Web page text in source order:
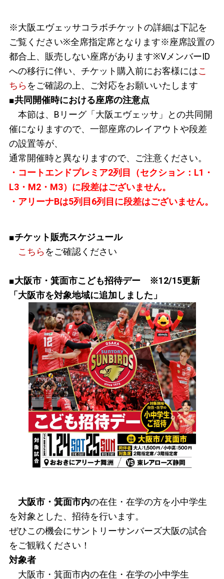
※大阪エヴェッサコラボチケットの詳細は下記を
ご覧ください※全席指定席となります※座席設置の
都合上、販売しない座席があります※VメンバーID
への移行に伴い、チケット購入前にお客様にはこ
ちらをご確認の上、ご対応をお願いいたします
■共同開催時における座席の注意点
本節は、Bリーグ「大阪エヴェッサ」との共同開
催になりますので、一部座席のレイアウトや段差
の設置等が、
通常開催時と異なりますので、ご注意ください。
・コートエンドプレミア2列目（セクション：L1・
L3・M2・M3）に段差はございません。
・アリーナBは5列目6列目に段差はございません。
■チケット販売スケジュール
こちらをご確認ください
■大阪市・箕面市こども招待デー ※12/15更新
「大阪市を対象地域に追加しました」
大阪市・ 箕面市内の在住・在学の方を小中学生
を対象とした、招待を行います。
ぜひこの機会にサントリーサンバーズ大阪の試合
をご観戦ください！
対象者
大阪市・箕面市内の在住・在学の小中学生